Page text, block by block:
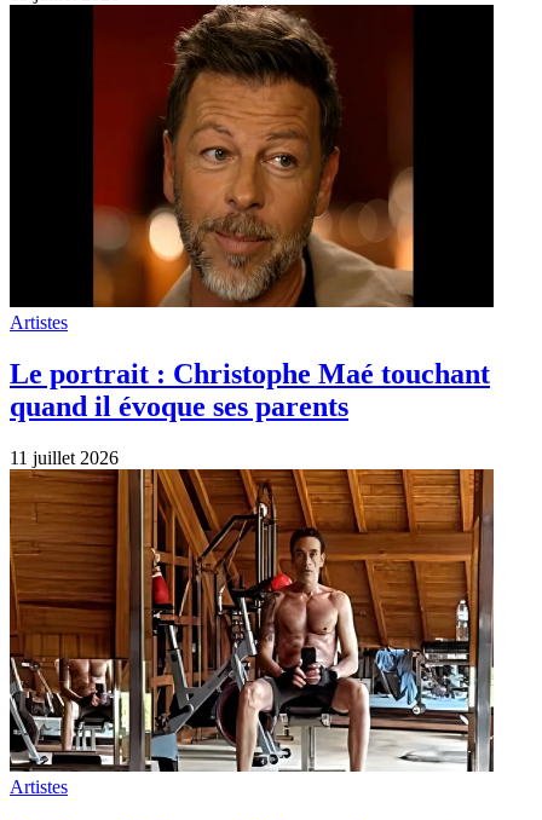
Artistes
Le portrait : Christophe Maé touchant
quand il évoque ses parents
11 juillet 2026
Artistes